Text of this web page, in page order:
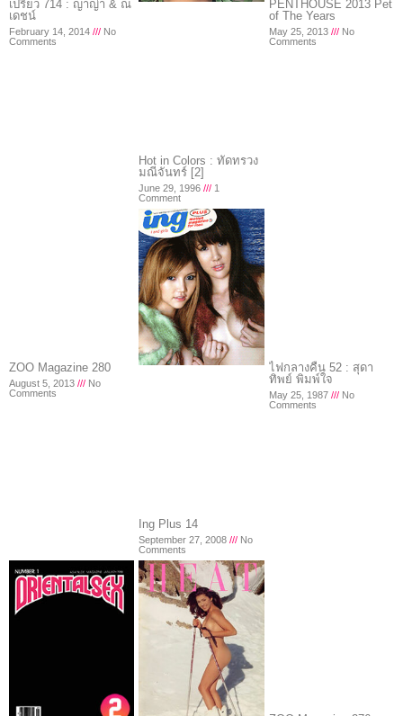
เปรียว 714 : ญาญ่า & ณ
เดชน์
February 14, 2014
No
Comments
Hot in Colors : ทัดทรวง
มณีจันทร์ [2]
June 29, 1996
1
Comment
PENTHOUSE 2013 Pet
of The Years
May 25, 2013
No
Comments
ZOO Magazine 280
August 5, 2013
No
Comments
Ing Plus 14
September 27, 2008
No
Comments
ไฟกลางคืน 52 : สุดา
ทิพย์ พิมพ์ใจ
May 25, 1987
No
Comments